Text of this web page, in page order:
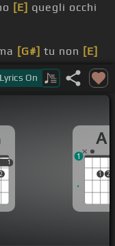
[E] quegli occhi
[G#] tu non [E]
nudi mano nella
un po' più su
Lyrics On
2
1
1
A
1 2
1